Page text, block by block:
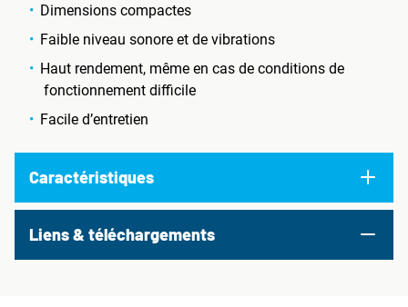
Dimensions compactes
Faible niveau sonore et de vibrations
Haut rendement, même en cas de conditions de
fonctionnement difficile
Facile d’entretien
Caractéristiques
Liens & téléchargements